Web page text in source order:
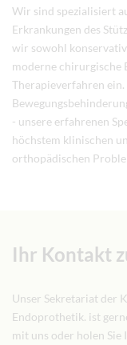
Wir sind spezialisiert
Erkrankungen des
wir sowohl
moderne chirurgische
Therapieverfahren
- unsere erfahrenen
höchstem klinischen
orthopädischen
Ihr Kontakt
Unser Sekretariat der
Endoprothetik. ist
mit uns oder holen